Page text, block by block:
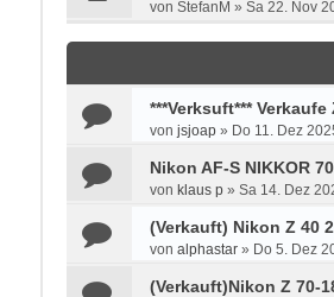
von StefanM » Sa 22. Nov
***Verksuft*** Verkaufe
von jsjoap» Do 11. Dez
Nikon AF-S NIKKOR
von klaus p» Sa 14. Dez
(Verkauft) Nikon Z 40
von alphastar» Do 5. Dez
(Verkauft)Nikon Z 70-